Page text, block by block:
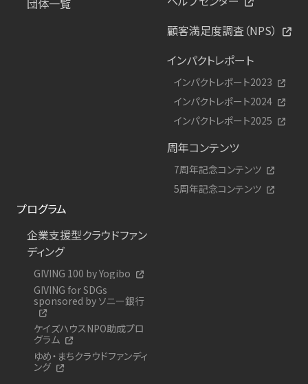
顧客満足度調査（NPS）
インパクトレポート
インパクトレポート2023
インパクトレポート2024
インパクトレポート2025
周年コンテンツ
7周年記念コンテンツ
5周年記念コンテンツ
プログラム
企業支援型クラウドファン
ディング
GIVING 100 by Yogibo
GIVING for SDGs
sponsored by ソニー銀行
ケイズハウスNPO助成プロ
グラム
ゆめ・まちクラウドファンディ
ング